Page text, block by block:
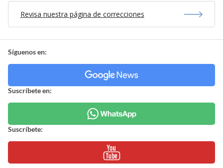
Revisa nuestra página de correcciones
Síguenos en:
Suscríbete en:
Suscríbete: